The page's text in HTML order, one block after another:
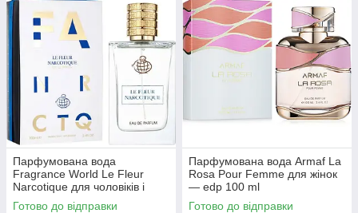
Парфумована вода
Fragrance World Le Fleur
Narcotique для чоловіків і
жінок edp 100 ml
Готово до відправки
Парфумована вода Armaf La
Rosa Pour Femme для жінок
— edp 100 ml
Готово до відправки